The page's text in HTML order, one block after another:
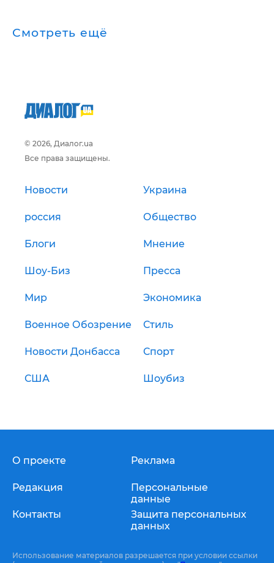
Смотреть ещё
© 2026, Диалог.ua
Все права защищены.
Новости Украина
россия Общество
Блоги Мнение
Шоу-Биз Пресса
Мир Экономика
Военное Обозрение Стиль
Новости Донбасса Спорт
США Шоубиз
О проекте
Редакция
Контакты
Реклама
Персональные
данные
Защита персональных
данных
Использование материалов разрешается при условии ссылки